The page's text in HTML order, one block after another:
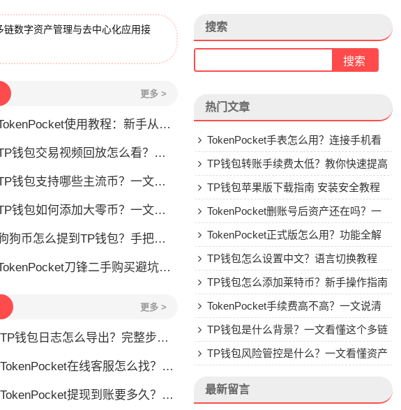
数字资产管理与去中心化应用接
更多 >
使用教程：新手从零学会钱包操作
钱包交易视频回放怎么看？一文教你轻松找回
钱包支持哪些主流币？一文看懂
钱包如何添加大零币？一文教你轻松操作
狗币怎么提到TP钱包？手把手教你安全转入
刀锋二手购买避坑指南
更多 >
TP钱包日志怎么导出？完整步骤教你轻松获取
TokenPocket在线客服怎么找？人工客服快速接入攻略
TokenPocket提现到账要多久？别把钱包当银行，看完这篇就懂了
搜索
热门文章
TokenPocket手表怎么用？连接手机看
行情教程
TP钱包转账手续费太低？教你快速提高
Gas费
TP钱包苹果版下载指南 安装安全教程
TokenPocket删账号后资产还在吗？一
文讲清楚
TokenPocket正式版怎么用？功能全解
析与安全使用指南
TP钱包怎么设置中文？语言切换教程
TP钱包怎么添加莱特币？新手操作指南
TokenPocket手续费高不高？一文说清
楚TP钱包是什么背景？一文看懂这个多链
钱包的来头
TP钱包风险管控是什么？一文看懂资产
最新留言